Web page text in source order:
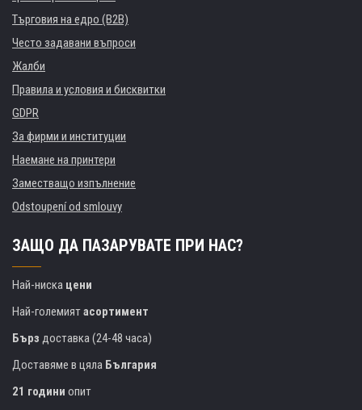
Търговия на едро (B2B)
Често задавани въпроси
Жалби
Правила и условия и бисквитки
GDPR
За фирми и институции
Наемане на принтери
Заместващо изпълнение
Odstoupení od smlouvy
ЗАЩО ДА ПАЗАРУВАТЕ ПРИ НАС?
Най-ниска цени
Най-големиятасортимент
Бърз доставка (24-48 часа)
Доставяме в цяла България
21 години опит